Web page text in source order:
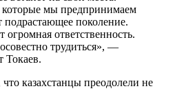
мы предпринимаем
подрастающее поколение.
ответственность.
трудиться», —
Токаев.
что казахстанцы преодолели не